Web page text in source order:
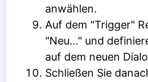
anwählen.
Auf dem "Trigger"
"Neu..." und
auf dem neuen
Schließen Sie